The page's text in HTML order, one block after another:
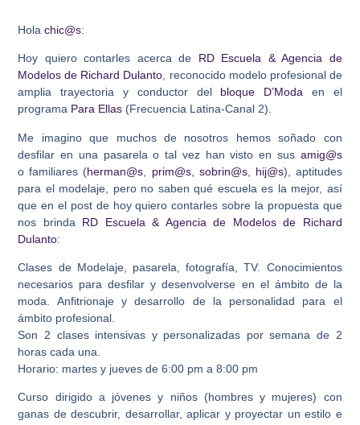
Holachic@s:
Hoy quiero contarles acerca de RD Escuela & Agencia de
Modelos de Richard Dulanto, reconocido modelo profesional de
amplia trayectoria y conductor del bloque D’Moda en el
programa Para Ellas (Frecuencia Latina-Canal 2).
Me imagino que muchos de nosotros hemos soñado con
desfilar en una pasarela o tal vez han visto en sus amig@s
o familiares (herman@s prim@s, sobrin@s, hij@s), aptitudes
para el modelaje, pero no saben qué escuela es la mejor, así
que en el post de hoy quiero contarles sobre la propuesta que
nos brinda RD Escuela & Agencia de Modelos de Richard
Dulanto:
Clases de Modelaje, pasarela, fotografía, TV. Conocimientos
necesarios para desfilar y desenvolverse en el ámbito de la
moda. Anfitrionaje y desarrollo de la personalidad para el
ámbito profesional.
Son 2 clases intensivas y personalizadas por semana de 2
horas cada una.
Horario: martes y jueves de 6:00 pm a 8:00 pm
Curso dirigido a jóvenes y niños (hombres y mujeres) con
ganas de descubrir, desarrollar, aplicar y proyectar un estilo e